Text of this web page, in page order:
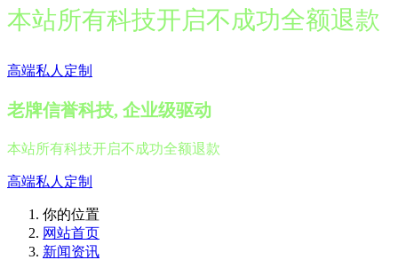
本站所有科技开启不成功全额退款
高端私人定制
老牌信誉科技, 企业级驱动
本站所有科技开启不成功全额退款
高端私人定制
你的位置
网站首页
新闻资讯